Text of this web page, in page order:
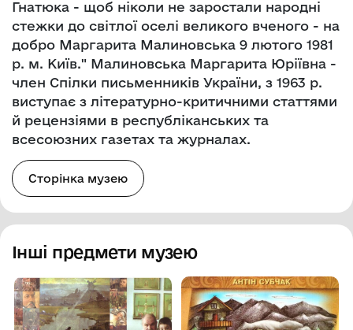
Гнатюка - щоб ніколи не заростали народні
стежки до світлої оселі великого вченого - на
добро Маргарита Малиновська 9 лютого 1981
р. м. Київ." Малиновська Маргарита Юріївна -
член Спілки письменників України, з 1963 р.
виступає з літературно-критичними статтями
й рецензіями в республіканських та
всесоюзних газетах та журналах.
Сторінка музею
Інші предмети музею